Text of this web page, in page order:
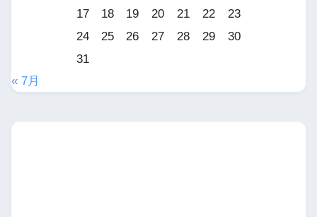
17
18 19 20 21 22
23
24
25 26 27 28 29
30
31
« 7月